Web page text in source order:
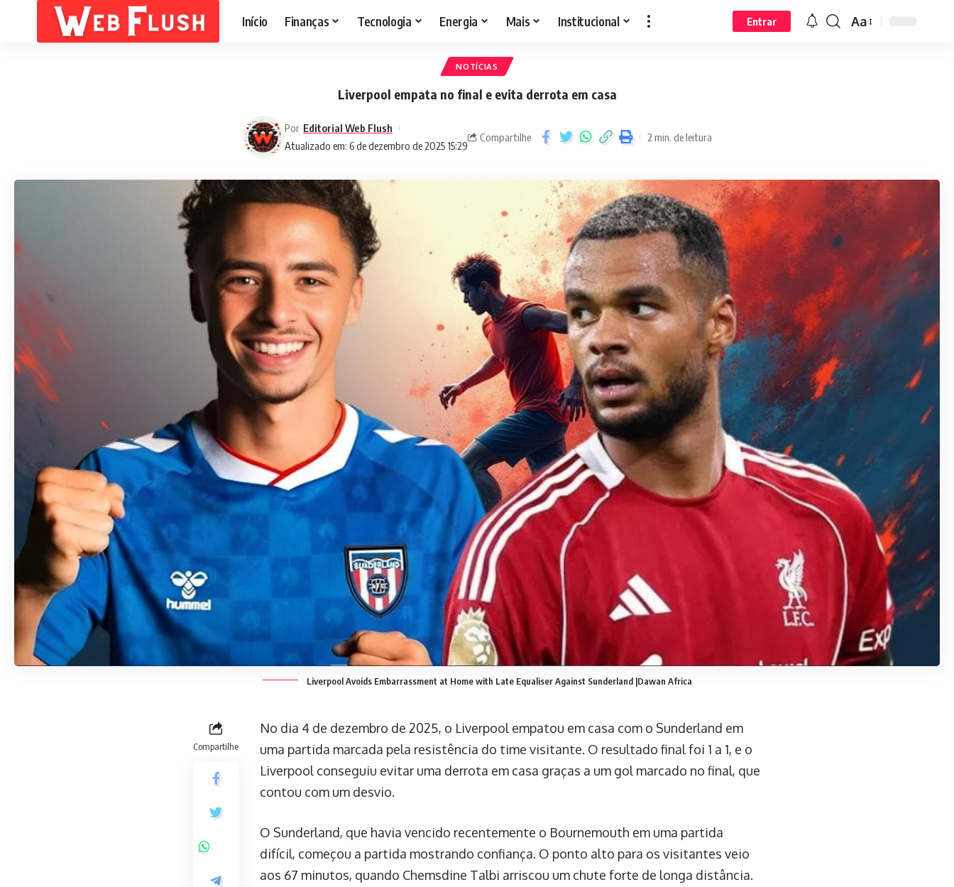
Início Finanças Tecnologia Energia Mais Institucional Entrar Aa
NOTÍCIAS
Liverpool empata no final e evita derrota em casa
Atualizado em: 6 de dezembro de 2025 15:29
Por Editorial Web Flush
Compartilhe 2 min. de leitura
Liverpool Avoids Embarrassment at Home with Late Equaliser Against Sunderland |Dawan Africa
Compartilhe
No dia 4 de dezembro de 2025, o Liverpool empatou em casa com o Sunderland em
uma partida marcada pela resistência do time visitante. O resultado final foi 1 a 1, e o
Liverpool conseguiu evitar uma derrota em casa graças a um gol marcado no final, que
contou com um desvio.
O Sunderland, que havia vencido recentemente o Bournemouth em uma partida
difícil, começou a partida mostrando confiança. O ponto alto para os visitantes veio
aos 67 minutos, quando Chemsdine Talbi arriscou um chute forte de longa distância.